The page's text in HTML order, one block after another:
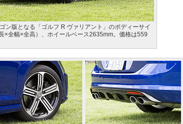
ン版となる「ゴルフ R ヴァリアント」のボディーサイ
×全幅×全高）、ホイールベース2635mm。価格は559